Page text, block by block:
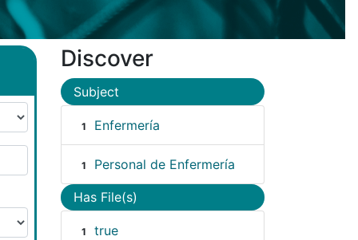
Discover
Subject
1 Enfermería
1 Personal de Enfermería
Has File(s)
1 true